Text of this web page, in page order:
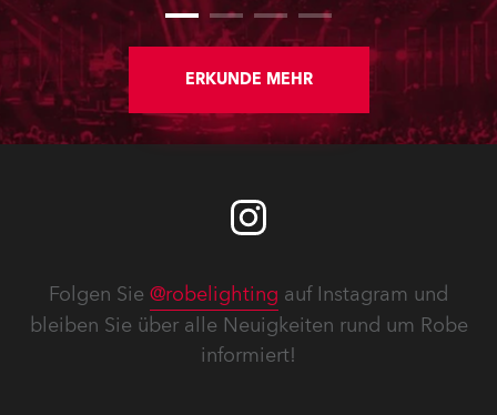
ERKUNDE MEHR
Folgen Sie @robelighting auf Instagram und
bleiben Sie über alle Neuigkeiten rund um Robe
informiert!